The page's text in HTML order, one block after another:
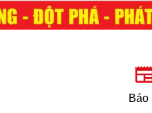
Báo